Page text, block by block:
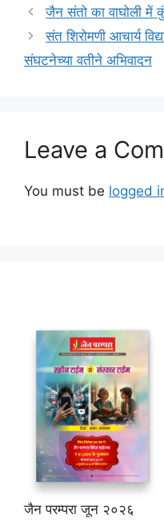
जैन संतो का वाघोली में
संत शिरोमणी आचार्य
संघटनेच्या वतीने अभिवादन
Leave a
You must be logged
जैन परम्परा जून २०२६